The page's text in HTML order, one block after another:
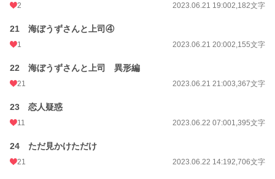
2 2023.06.21 19:002,182文字
21 海ぼうずさんと上司④
1 2023.06.21 20:002,155文字
22 海ぼうずさんと上司 異形編
21 2023.06.21 21:003,367文字
23 恋人疑惑
11 2023.06.22 07:001,395文字
24 ただ見かけただけ
21 2023.06.22 14:192,706文字